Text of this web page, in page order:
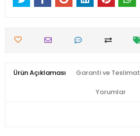
Ürün Açıklaması Garanti ve Teslimat
Yorumlar